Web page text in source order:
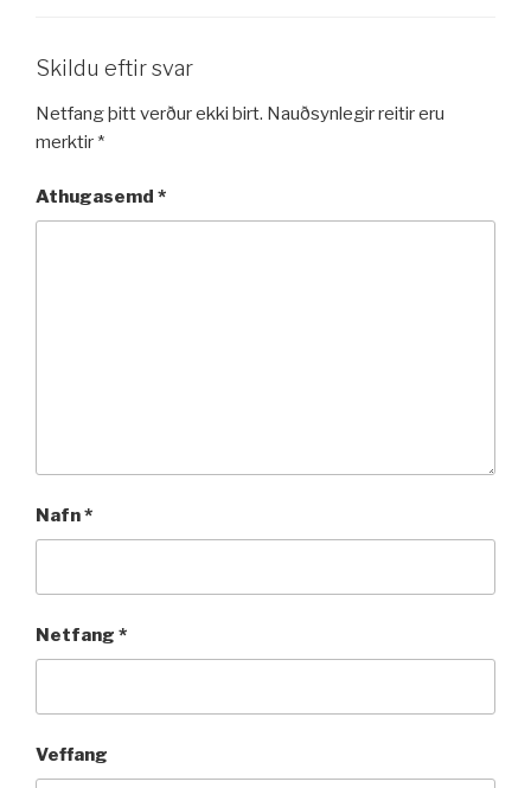
Skildu eftir svar
Netfang þitt verður ekki birt. Nauðsynlegir reitir eru
merktir *
Athugasemd *
Nafn*
Netfang *
Veffang